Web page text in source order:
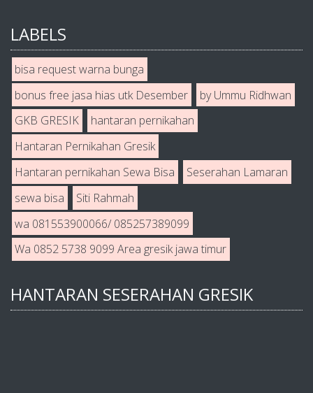
LABELS
bisa request warna bunga
bonus free jasa hias utk Desember
by Ummu Ridhwan
GKB GRESIK
hantaran pernikahan
Hantaran Pernikahan Gresik
Hantaran pernikahan Sewa Bisa
Seserahan Lamaran
sewa bisa
Siti Rahmah
wa 081553900066/ 085257389099
Wa 0852 5738 9099 Area gresik jawa timur
HANTARAN SESERAHAN GRESIK